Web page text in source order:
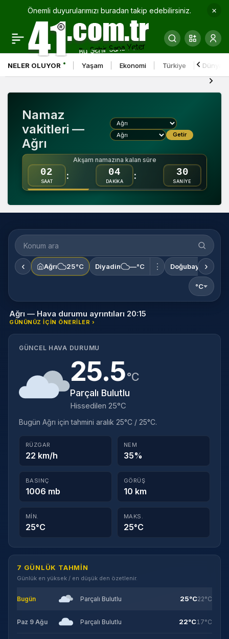
Önemli duyurularımızı buradan takip edebilirsiniz.
NELER OLUYOR Yaşam Ekonomi Türkiye Dünya
Namaz
vakitleri —
Ağrı
Getir
Akşam namazına kalan süre
02
SAAT
: 04
DAKİKA
: 29
SANİYE
Konum
ara
‹ Ağrı 25°C Diyadin —°C ⋮ Doğubayazıt
›
°C
Ağrı — Hava durumu ayrıntıları 20:15
GÜNÜNÜZ IÇIN ÖNERILER ›
GÜNCEL HAVA DURUMU
25.5°C
Parçalı Bulutlu
Hissedilen 25°C
Bugün Ağrı için tahmini aralık 25°C / 25°C.
RÜZGAR
22 km/h
NEM
35%
BASINÇ
1006 mb
GÖRÜŞ
10 km
MIN.
25°C
MAKS.
25°C
7 GÜNLÜK TAHMIN
Günlük en yüksek / en düşük den özetlenir.
Bugün Parçalı Bulutlu 25°C22°C
Paz 9 Ağu Parçalı Bulutlu 22°C17°C